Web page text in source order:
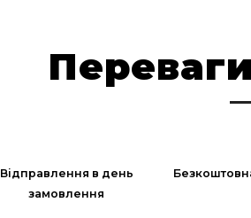
Відправлення в день
замовлення